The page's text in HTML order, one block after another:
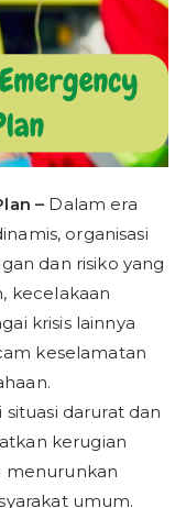
– Dalam era
organisasi
dan risiko yang
kecelakaan
krisis lainnya
keselamatan
darurat dan
kerugian
menurunkan
umum.